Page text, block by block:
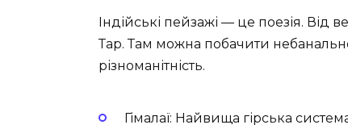
Індійські пейзажі — це поезія. Від
Тар. Там можна побачити
різноманітність.
Гімалаї: Найвища гірська